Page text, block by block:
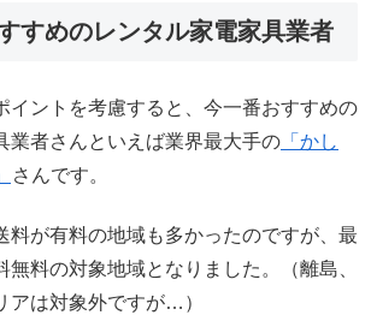
すめのレンタル家電家具業者
イントを考慮すると、今一番おすすめの
業者さんといえば業界最大手の 「かし
さんです。
料が有料の地域も多かったのですが、最
無料の対象地域となりました。（離島、
アは対象外ですが…）